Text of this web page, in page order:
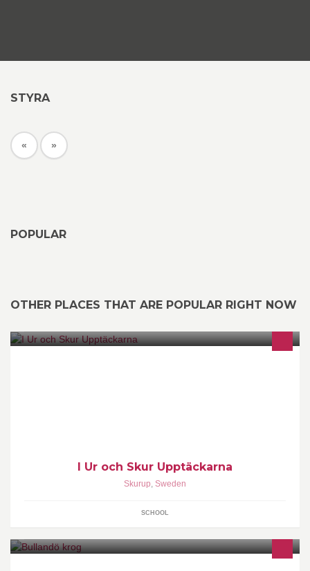
STYRA
« »
POPULAR
OTHER PLACES THAT ARE POPULAR RIGHT NOW
I Ur och Skur Upptäckarna
Skurup, Sweden
SCHOOL